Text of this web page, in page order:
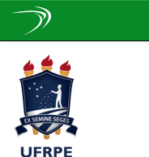
navigation